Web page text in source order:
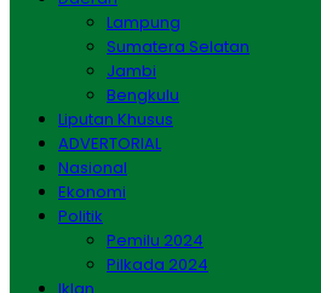
Lampung
Sumatera Selatan
Jambi
Bengkulu
Liputan Khusus
ADVERTORIAL
Nasional
Ekonomi
Politik
Pemilu 2024
Pilkada 2024